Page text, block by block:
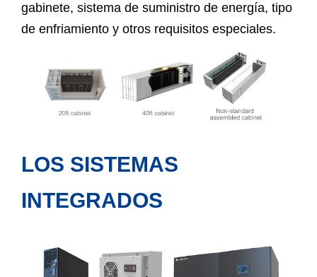
gabinete, sistema de suministro de energía, tipo
de enfriamiento y otros requisitos especiales.
LOS SISTEMAS
INTEGRADOS